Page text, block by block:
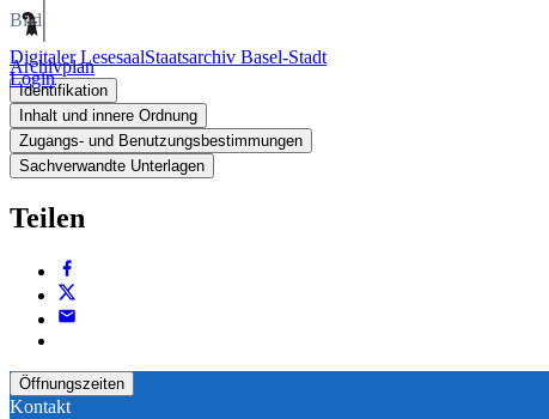
Digitaler LesesaalStaatsarchiv Basel-Stadt
Login
Bild
Archivplan
Identifikation
Inhalt und innere Ordnung
Zugangs- und Benutzungsbestimmungen
Sachverwandte Unterlagen
Teilen
Öffnungszeiten
Kontakt